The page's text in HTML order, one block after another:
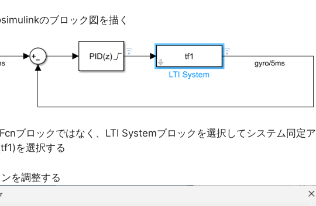
のブロック図を描く
ブロックではなく、LTI Systemブロックを選択してシステム同定ア
を選択する
を調整する